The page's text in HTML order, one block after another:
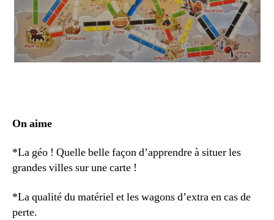
On aime
*La géo ! Quelle belle façon d’apprendre à situer les
grandes villes sur une carte !
*La qualité du matériel et les wagons d’extra en cas de
perte.